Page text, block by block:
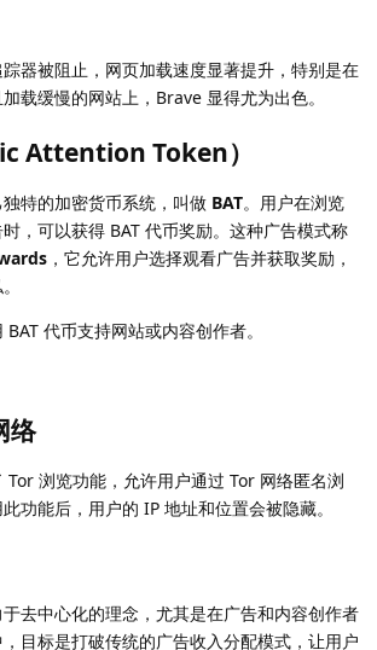
器被阻止，网页加载速度显著提升，特别是在
载缓慢的网站上，Brave 显得尤为出色。
Attention Token）
特的加密货币系统，叫做 BAT。用户在浏览
，可以获得 BAT 代币奖励。这种广告模式称
，它允许用户选择观看广告并获取奖励，
BAT 代币支持网站或内容创作者。
络
Tor 浏览功能，允许用户通过 Tor 网络匿名浏
功能后，用户的 IP 地址和位置会被隐藏。
去中心化的理念，尤其是在广告和内容创作者
目标是打破传统的广告收入分配模式，让用户